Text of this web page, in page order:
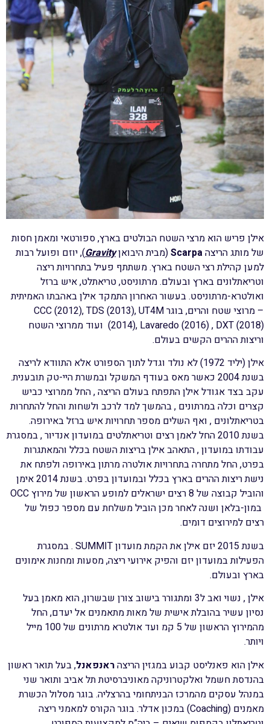
אילן פריש הוא מרצי השטח הבולטים בארץ, ספורטאי ומאמן חסות
של מותג הריצהScarpa(מבית היבואןGravity
), יוזם ופועל רבות
למען קהילת רצי השטח בארץ. משתתף פעיל בתחרויות ריצה
וטריאתלונים בארץ ובעולם. מרתוניסט, טריאתלט, איש ברזל
ואולטרא-מרתוניסט. בעשור האחרון התמקד אילן באהבתו האמיתית
– מרוצי שטח והרים, בוגר CCC (2012), TDS (2013), UT4M
(2014), Lavaredo (2016) , DXT (2018) ועוד ממרוצי השטח
וריצות ההרים הקשים בעולם.
אילן (יליד 1972) לא נולד וגדל לתוך הספורט אלא התוודא לריצה
בשנת 2004 כאשר מאס בעודף המשקל ובמשרת היי-טק תובענית.
עקב בצד אגודל אילן התפתח בעולם הריצה , החל ממרוצי כביש
קצרים וכלה במרתונים , בהמשך למד לרכב ולשחות והחל להתחרות
בטריאתלונים , ואף השלים מספר תחרויות איש ברזל באירופה.
בשנת 2010 החל לאמן רצים וטריאתלטים במועדון אנדיור , במסגרת
עבודתו במועדון , התאהב אילן בריצות השטח בכלל והמאתגרות
בפרט, החל מתחרה בתחרויות אולטרה מרתון באירופה ולפתח את
נישת ריצות ההרים בארץ בכלל ובמועדון בפרט. בשנת 2014 אימן
והוביל קבוצה של 8 רצים ישראלים למופע הראשון של מירוץ
OCC
במון-בלאן ושנה לאחר מכן הוביל משלחת עם מספר כפול של
רצים למירוצים דומים.
בשנת 2015 יזם אילן את הקמת מועדון SUMMIT
. במסגרת
הפעילות במועדון יזם והפיק אירועי ריצה, מסעות ומחנות אימונים
בארץ ובעולם.
אילן , נשוי ואב ל3 ומתגורר בישוב צורן שבשרון, הוא מאמן בעל
נסיון עשיר בהובלת אישית של מאות מתאמנים אל יעדם, החל
מהמירוץ הראשון של 5 קמ ועד אולטרא מרתונים של 100 מייל
ויותר.
אילן הוא פאנליסט קבוע במגזין הריצהראנפאנל,בעל תואר ראשון
בהנדסת חשמל ואלקטרוניקה מאוניברסיטת תל אביב ותואר שני
במנהל עסקים מהמרכז הבניתחומי בהרצליה. בוגר מסלול הכשרת
מאמנים (Coaching)
במכון אדלר. בוגר הקורס למאמני ריצה